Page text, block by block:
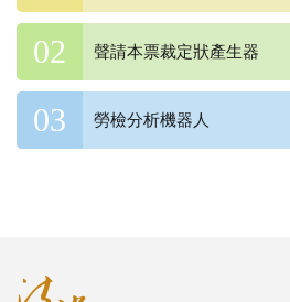
聲請本票裁定狀產生器
勞檢分析機器人